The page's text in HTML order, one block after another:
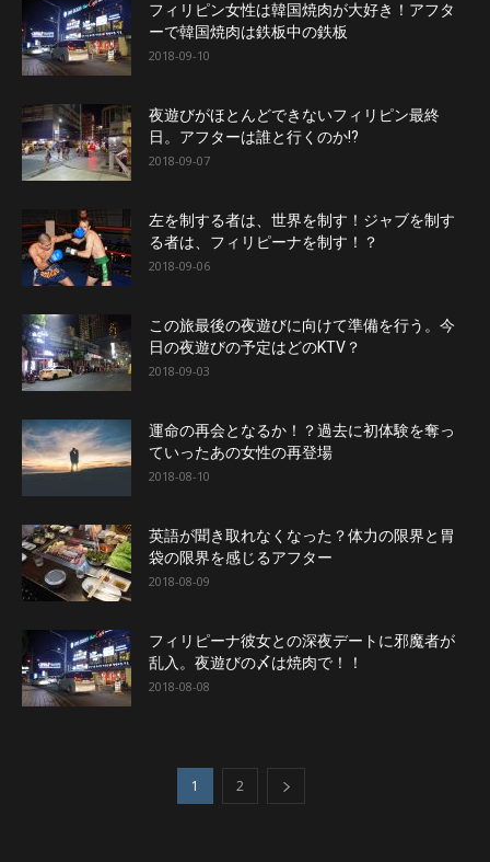
フィリピン女性は韓国焼肉が大好き！アフタ
ーで韓国焼肉は鉄板中の鉄板
2018-09-10
夜遊びがほとんどできないフィリピン最終
日。アフターは誰と行くのか!?
2018-09-07
左を制する者は、世界を制す！ジャブを制す
る者は、フィリピーナを制す！？
2018-09-06
この旅最後の夜遊びに向けて準備を行う。今
日の夜遊びの予定はどのKTV？
2018-09-03
運命の再会となるか！？過去に初体験を奪っ
ていったあの女性の再登場
2018-08-10
英語が聞き取れなくなった？体力の限界と胃
袋の限界を感じるアフター
2018-08-09
フィリピーナ彼女との深夜デートに邪魔者が
乱入。夜遊びの〆は焼肉で！！
2018-08-08
1 2